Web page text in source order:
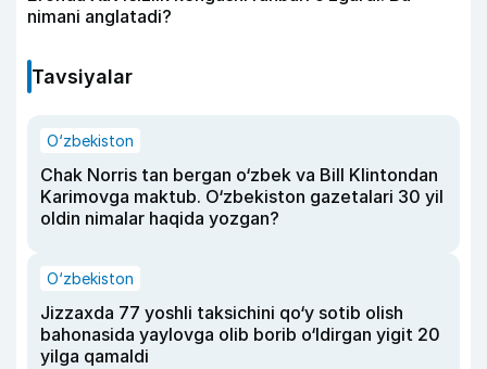
nimani anglatadi?
Tavsiyalar
O‘zbekiston
Chak Norris tan bergan o‘zbek va Bill Klintondan
Karimovga maktub. O‘zbekiston gazetalari 30 yil
oldin nimalar haqida yozgan?
O‘zbekiston
Jizzaxda 77 yoshli taksichini qo‘y sotib olish
bahonasida yaylovga olib borib o‘ldirgan yigit 20
yilga qamaldi